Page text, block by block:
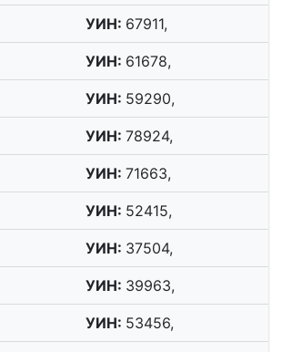
УИН: 67911,
УИН: 61678,
УИН: 59290,
УИН: 78924,
УИН: 71663,
УИН: 52415,
УИН: 37504,
УИН: 39963,
УИН: 53456,